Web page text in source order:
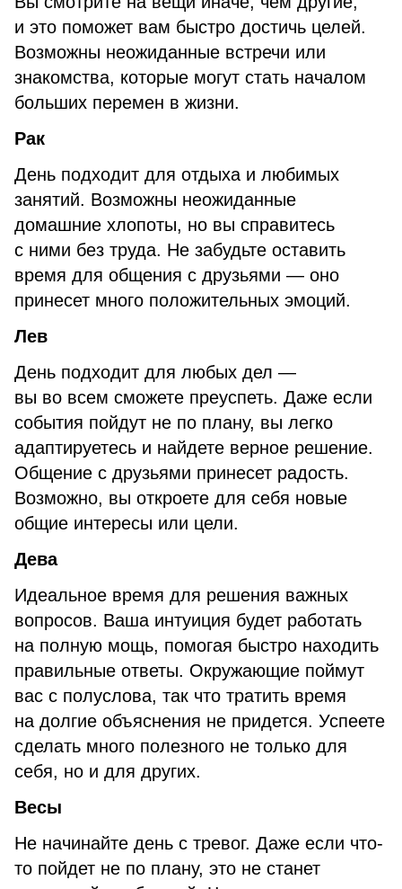
и это поможет вам быстро достичь целей.
Возможны неожиданные встречи или
знакомства, которые могут стать началом
больших перемен в жизни.
Рак
День подходит для отдыха и любимых
занятий. Возможны неожиданные
домашние хлопоты, но вы справитесь
с ними без труда. Не забудьте оставить
время для общения с друзьями — оно
принесет много положительных эмоций.
Лев
День подходит для любых дел —
вы во всем сможете преуспеть. Даже если
события пойдут не по плану, вы легко
адаптируетесь и найдете верное решение.
Общение с друзьями принесет радость.
Возможно, вы откроете для себя новые
общие интересы или цели.
Дева
Идеальное время для решения важных
вопросов. Ваша интуиция будет работать
на полную мощь, помогая быстро находить
правильные ответы. Окружающие поймут
вас с полуслова, так что тратить время
на долгие объяснения не придется. Успеете
сделать много полезного не только для
себя, но и для других.
Весы
Не начинайте день с тревог. Даже если что-
то пойдет не по плану, это не станет